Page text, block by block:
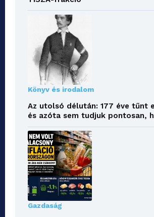
Könyv és irodalom
Az utolsó délután: 177 éve tűnt
és azóta sem tudjuk pontosan,
Gazdaság